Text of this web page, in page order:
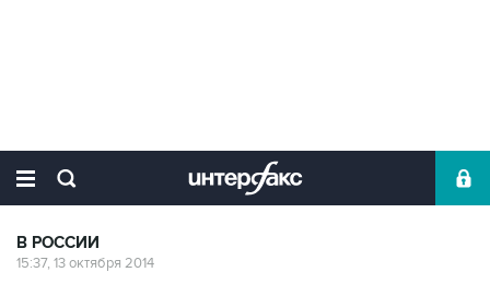
В РОССИИ
15:37, 13 октября 2014